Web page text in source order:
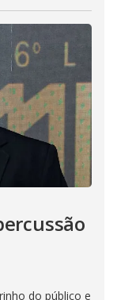
do público e